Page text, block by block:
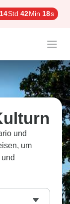
14Std 42Min 17s
und
um